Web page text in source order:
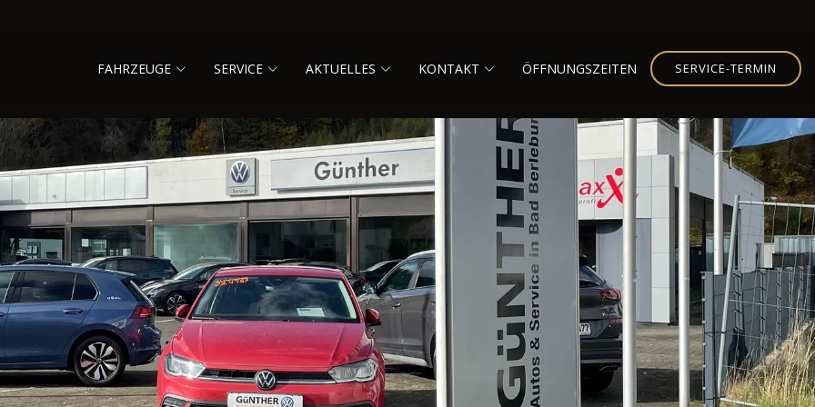
FAHRZEUGE SERVICE AKTUELLES KONTAKT ÖFFNUNGSZEITEN SERVICE-TERMIN